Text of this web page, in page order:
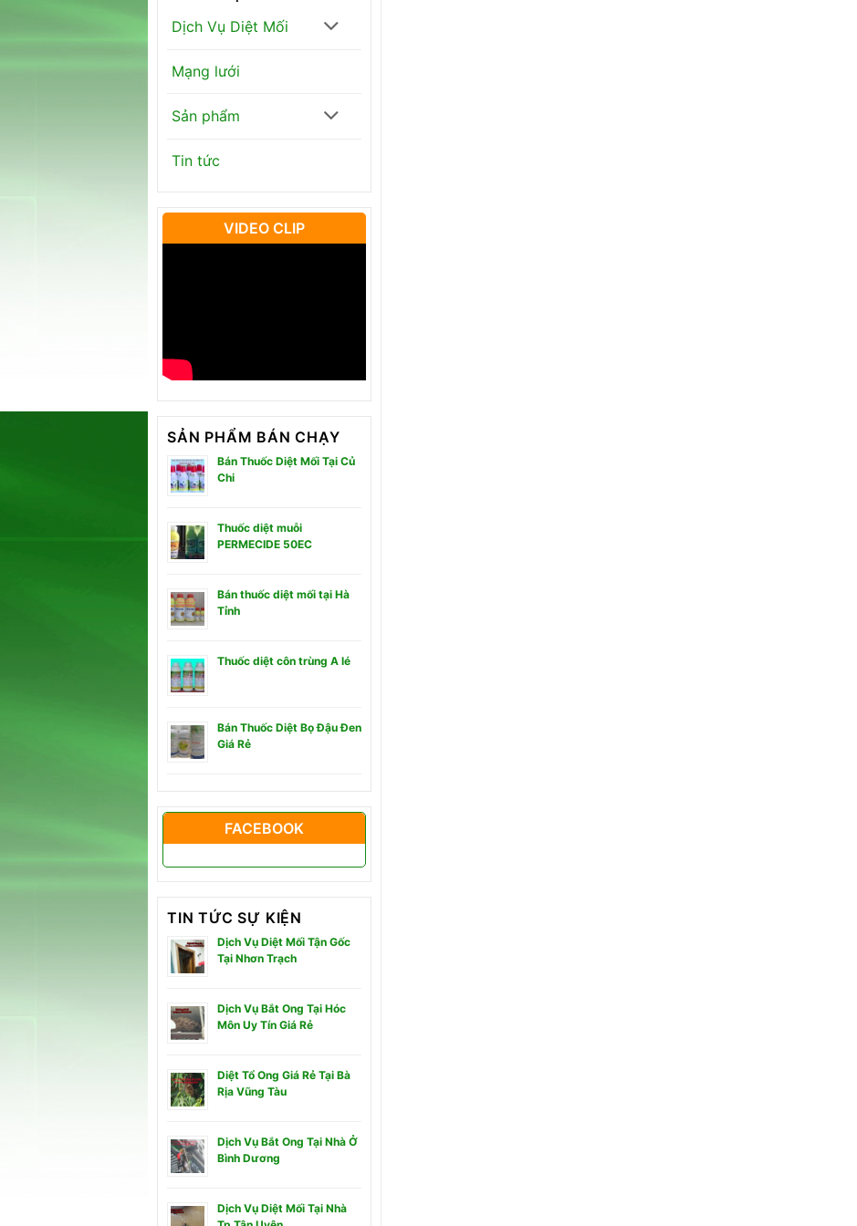
Dịch Vụ Diệt Mối
Mạng lưới
Sản phẩm
Tin tức
VIDEO CLIP
SẢN PHẨM BÁN CHẠY
Bán Thuốc Diệt Mối Tại Củ
Chi
Thuốc diệt muỗi
PERMECIDE 50EC
Bán thuốc diệt mối tại Hà
Tỉnh
Thuốc diệt côn trùng A lé
Bán Thuốc Diệt Bọ Đậu Đen
Giá Rẻ
FACEBOOK
TIN TỨC SỰ KIỆN
Dịch Vụ Diệt Mối Tận Gốc
Tại Nhơn Trạch
Dịch Vụ Bắt Ong Tại Hóc
Môn Uy Tín Giá Rẻ
Diệt Tổ Ong Giá Rẻ Tại Bà
Rịa Vũng Tàu
Dịch Vụ Bắt Ong Tại Nhà Ở
Bình Dương
Dịch Vụ Diệt Mối Tại Nhà